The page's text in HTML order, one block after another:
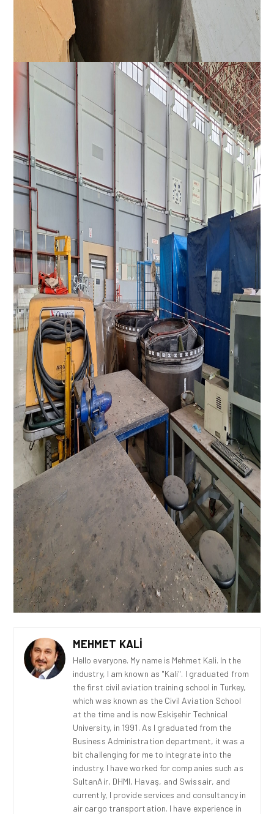
MEHMET KALI
Hello everyone. My name is Mehmet Kali. In the
industry, I am known as "Kali". I graduated from
the first civil aviation training school in Turkey,
which was known as the Civil Aviation School
at the time and is now Eskişehir Technical
University, in 1991. As I graduated from the
Business Administration department, it was a
bit challenging for me to integrate into the
industry. I have worked for companies such as
SultanAir, DHMI, Havaş, and Swissair, and
currently, I provide services and consultancy in
air cargo transportation. I have experience in